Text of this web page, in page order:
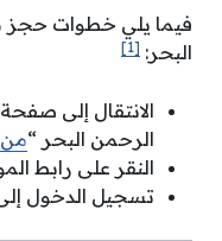
فيما يلي خطوات حجز
البحر: [1]
الانتقال إلى
الرحمن البحر “من
النقر على رابط
تسجيل الدخول